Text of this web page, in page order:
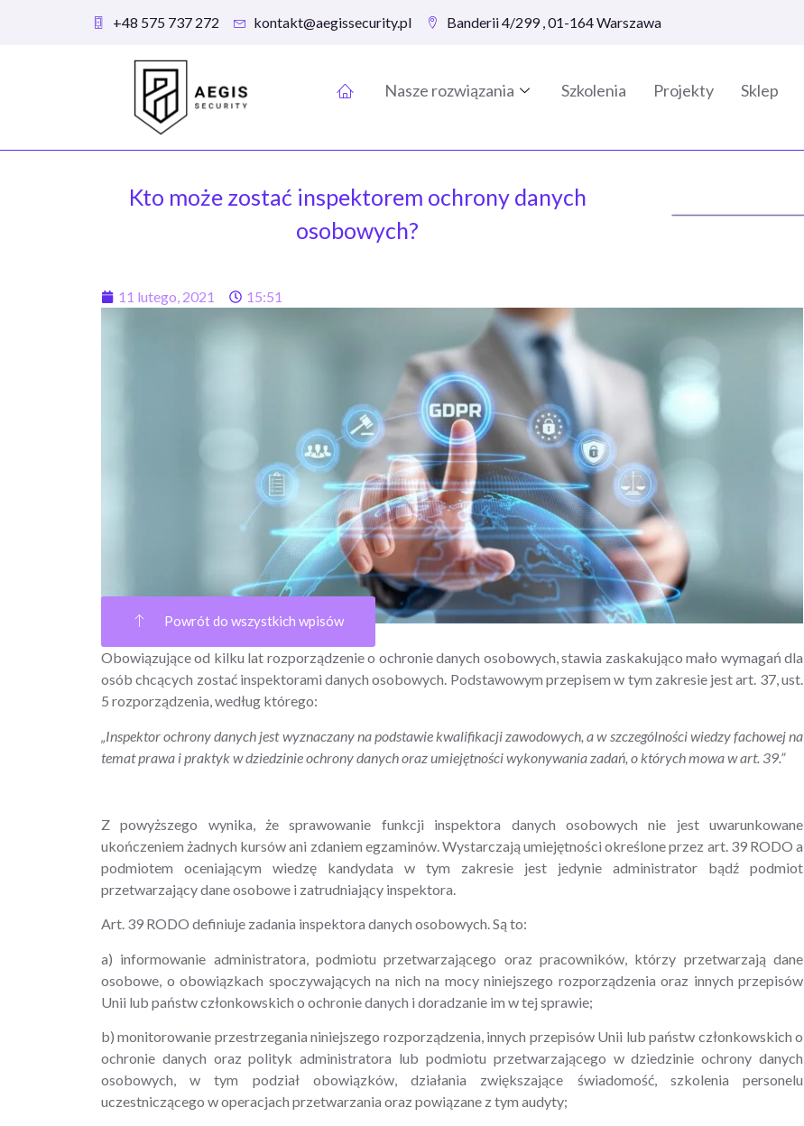
+48 575 737 272 kontakt@aegissecurity.pl Banderii 4/299 , 01-164 Warszawa
Nasze rozwiązania Szkolenia Projekty Sklep
Kto może zostać inspektorem ochrony danych
osobowych?
11 lutego, 2021 15:51
Powrót do wszystkich wpisów
Obowiązujące od kilku lat rozporządzenie o ochronie danych osobowych, stawia zaskakująco mało wymagań dla
osób chcących zostać inspektorami danych osobowych. Podstawowym przepisem w tym zakresie jest art. 37, ust.
5 rozporządzenia, według którego:
„Inspektor ochrony danych jest wyznaczany na podstawie kwalifikacji zawodowych, a w szczególności wiedzy fachowej na
temat prawa i praktyk w dziedzinie ochrony danych oraz umiejętności wykonywania zadań, o których mowa w art. 39.”
Z powyższego wynika, że sprawowanie funkcji inspektora danych osobowych nie jest uwarunkowane
ukończeniem żadnych kursów ani zdaniem egzaminów. Wystarczają umiejętności określone przez art. 39 RODO a
podmiotem oceniającym wiedzę kandydata w tym zakresie jest jedynie administrator bądź podmiot
przetwarzający dane osobowe i zatrudniający inspektora.
Art. 39 RODO definiuje zadania inspektora danych osobowych. Są to:
a) informowanie administratora, podmiotu przetwarzającego oraz pracowników, którzy przetwarzają dane
osobowe, o obowiązkach spoczywających na nich na mocy niniejszego rozporządzenia oraz innych przepisów
Unii lub państw członkowskich o ochronie danych i doradzanie im w tej sprawie;
b) monitorowanie przestrzegania niniejszego rozporządzenia, innych przepisów Unii lub państw członkowskich o
ochronie danych oraz polityk administratora lub podmiotu przetwarzającego w dziedzinie ochrony danych
osobowych, w tym podział obowiązków, działania zwiększające świadomość, szkolenia personelu
uczestniczącego w operacjach przetwarzania oraz powiązane z tym audyty;